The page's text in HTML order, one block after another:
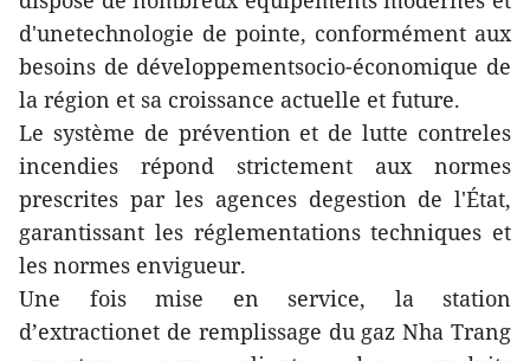
d'unetechnologie de pointe, conformément aux
besoins de développementsocio-économique de
la région et sa croissance actuelle et future.
Le système de prévention et de lutte contreles
incendies répond strictement aux normes
prescrites par les agences degestion de l'État,
garantissant les réglementations techniques et
les normes envigueur.
Une fois mise en service, la station
d’extractionet de remplissage du gaz Nha Trang